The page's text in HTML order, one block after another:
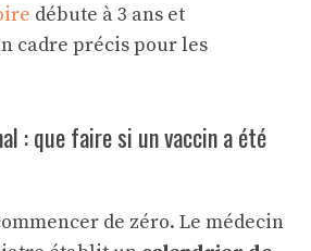
débute à 3 ans et
cadre précis pour les
: que faire si un vaccin a été
de zéro. Le médecin